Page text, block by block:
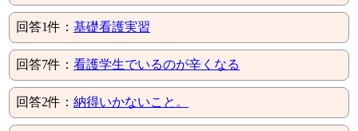
回答1件： 基礎看護実習
回答7件： 看護学生でいるのが辛くなる
回答2件： 納得いかないこと。